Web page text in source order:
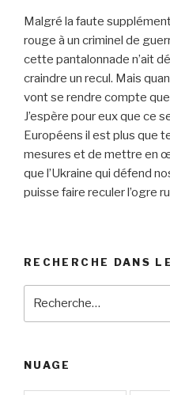
Malgré la faute
rouge à un criminel de
cette pantalonnade n’ait
craindre un recul. Mais
vont se rendre compte
J’espère pour eux que ce
Européens il est plus que
mesures et de mettre en
que l’Ukraine qui défend
puisse faire reculer l’ogre
RECHERCHE DANS
NUAGE